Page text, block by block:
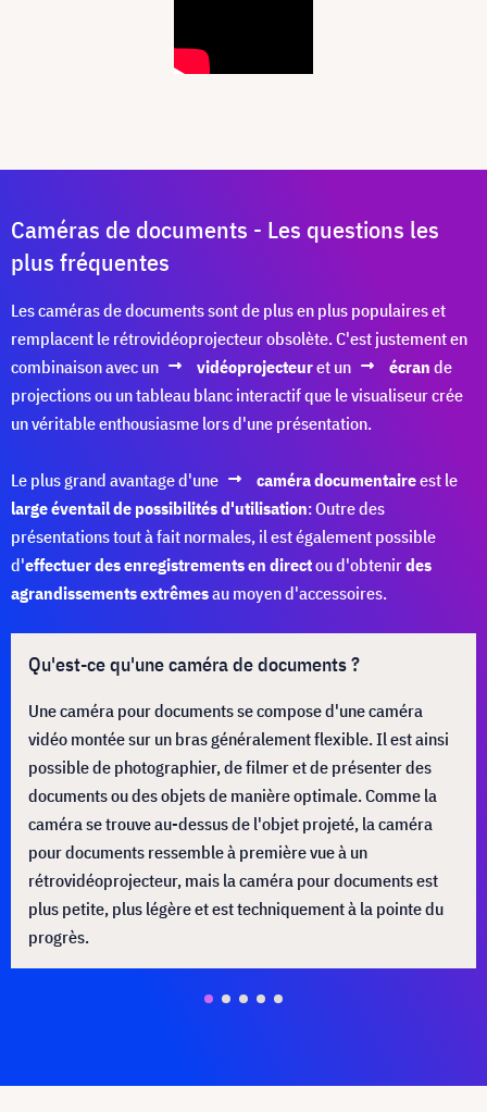
Caméras de documents - Les questions les
plus fréquentes
Les caméras de documents sont de plus en plus populaires et
remplacent le rétrovidéoprojecteur obsolète. C'est justement en
combinaison avec un
vidéoprojecteuret un écran de
projections ou un tableau blanc interactif que le visualiseur crée
un véritable enthousiasme lors d'une présentation.
Le plus grand avantage d'une caméra documentaireest le
large éventail de possibilités d'utilisation: Outre des
présentations tout à fait normales, il est également possible
d'effectuer des enregistrements en directou d'obtenirdes
agrandissements extrêmesau moyen d'accessoires.
Qu'est-ce qu'une caméra de documents ?
Une caméra pour documents se compose d'une caméra
vidéo montée sur un bras généralement flexible. Il est ainsi
possible de photographier, de filmer et de présenter des
documents ou des objets de manière optimale. Comme la
caméra se trouve au-dessus de l'objet projeté, la caméra
pour documents ressemble à première vue à un
rétrovidéoprojecteur, mais la caméra pour documents est
plus petite, plus légère et est techniquement à la pointe du
progrès.